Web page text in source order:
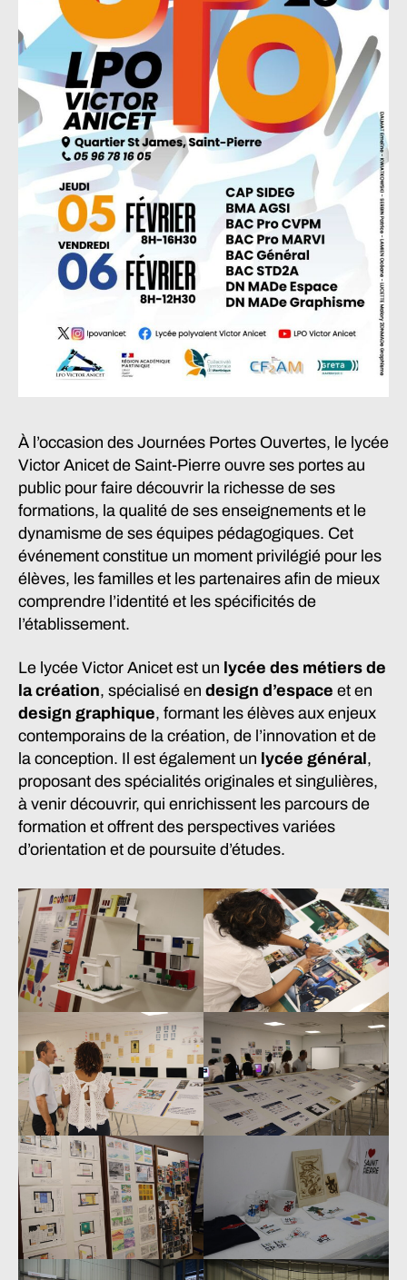
À l’occasion des Journées Portes Ouvertes, le lycée
Victor Anicet de Saint-Pierre ouvre ses portes au
public pour faire découvrir la richesse de ses
formations, la qualité de ses enseignements et le
dynamisme de ses équipes pédagogiques. Cet
événement constitue un moment privilégié pour les
élèves, les familles et les partenaires afin de mieux
comprendre l’identité et les spécificités de
l’établissement.
Le lycée Victor Anicet est un lycée des métiers de
la création, spécialisé en design d’espace et en
design graphique, formant les élèves aux enjeux
contemporains de la création, de l’innovation et de
la conception. Il est également un lycée général,
proposant des spécialités originales et singulières,
à venir découvrir, qui enrichissent les parcours de
formation et offrent des perspectives variées
d’orientation et de poursuite d’études.